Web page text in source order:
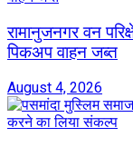
रामानुजनगर वन
पिकअप वाहन जब्त
August 4, 2026